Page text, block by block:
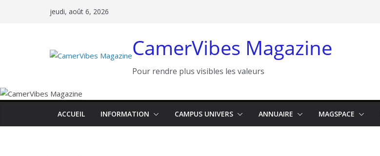
jeudi, août 6, 2026
CamerVibes Magazine
Pour rendre plus visibles les valeurs
ACCUEIL INFORMATION CAMPUS UNIVERS ANNUAIRE MAGSPACE